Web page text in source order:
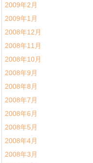
2009年2月
2009年1月
2008年12月
2008年11月
2008年10月
2008年9月
2008年8月
2008年7月
2008年6月
2008年5月
2008年4月
2008年3月